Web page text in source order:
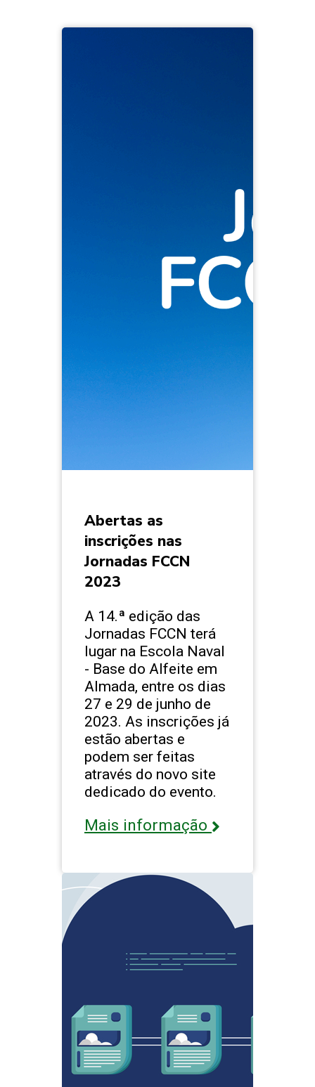
Abertas as
inscrições nas
Jornadas FCCN
2023
A 14.ª edição das
Jornadas FCCN terá
lugar na Escola Naval
- Base do Alfeite em
Almada, entre os dias
27 e 29 de junho de
2023. As inscrições já
estão abertas e
podem ser feitas
através do novo site
dedicado do evento.
Mais informação